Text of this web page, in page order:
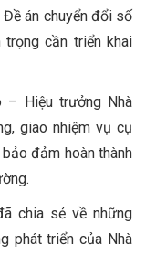
án chuyển đổi số
trọng cần triển khai
– Hiệu trưởng Nhà
giao nhiệm vụ cụ
đảm hoàn thành
chia sẻ về những
phát triển của Nhà